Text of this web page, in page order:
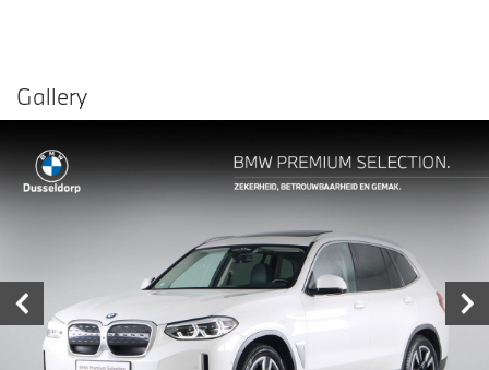
Delen
Prijs € 32.950,-
Maandprijs € 352,57
Gallery